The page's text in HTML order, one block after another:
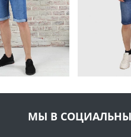
МЫ В